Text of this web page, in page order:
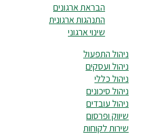
הבראת ארגונים
התנהגות ארגונית
שינוי ארגוני
ניהול התפעול
ניהול ועסקים
ניהול כללי
ניהול סיכונים
ניהול עובדים
שיווק ופרסום
שירות לקוחות